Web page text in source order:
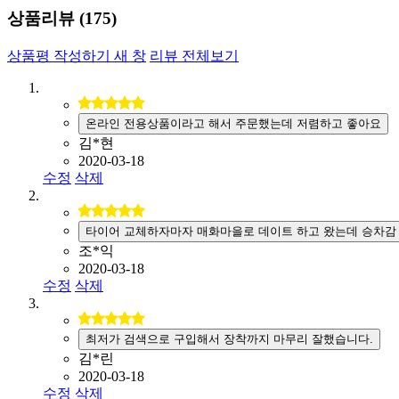
상품리뷰 (175)
상품평 작성하기 새 창 리뷰 전체보기
온라인 전용상품이라고 해서 주문했는데 저렴하고 좋아요
김*현
2020-03-18
수정 삭제
타이어 교체하자마자 매화마을로 데이트 하고 왔는데 승차
조*익
2020-03-18
수정 삭제
최저가 검색으로 구입해서 장착까지 마무리 잘했습니다.
김*린
2020-03-18
수정 삭제